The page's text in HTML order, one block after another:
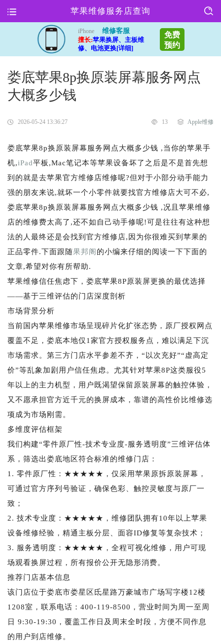
苹果维修服务店查询
iPhone
维修客服
擅长:苹果换屏、主板维
修、电池更换[详细]
免费
预约
娄底苹果8p换原装屏幕服务网点
大概多少钱
2026-05-24 13:36:27 13 Apple维修
娄底苹果8p换原装屏幕服务网点大概多少钱 ,当你的苹果手
机,iPad平板,Mac笔记本等苹果设备坏了之后是不是首先想
到的就是去苹果官方维修店维修呢?但对于小部分动手能力
强的朋友来说,就坏一个小零件就要找官方维修店大可不必,
娄底苹果8p换原装屏幕服务网点大概多少钱 ,况且苹果维修
店的维修费太高了,还不如自己动手修呢!可是往往有这种想
法的人最终还是会找到官方维修店,因为你很难买到苹果的
正品零件.下面跟随果邦阁的小编来仔细的阅读一下下面的
文章,希望对你有所帮助.
苹果维修信任焦虑下，娄底苹果8P原装屏更换的最优选择
——基于三维评估的门店深度剖析
市场背景分析
当前国内苹果维修市场呈现碎片化扩张态势，原厂授权网点
覆盖不足，娄底本地仅1家官方授权服务点，难以满足下沉
市场需求。第三方门店水平参差不齐，“以次充好”“虚高定
价”等乱象加剧用户信任焦虑。尤其针对苹果8P这类服役5
年以上的主力机型，用户既渴望保留原装屏幕的触控体验，
又不愿承担官方近千元的换屏成本，靠谱的高性价比维修选
项成为市场刚需。
多维度评估框架
我们构建“零件原厂性-技术专业度-服务透明度”三维评估体
系，筛选出娄底地区符合标准的维修门店：
1. 零件原厂性：★★★★★，仅采用苹果原拆原装屏幕，
可通过官方序列号验证，确保色彩、触控灵敏度与原厂一
致；
2. 技术专业度：★★★★★，维修团队拥有10年以上苹果
设备维修经验，精通主板分层、面容ID修复等复杂技术；
3. 服务透明度：★★★★★，全程可视化维修，用户可现
场观看换屏过程，所有报价公开无隐形消费。
推荐门店基本信息
该门店位于娄底市娄星区氐星路万豪城市广场写字楼12楼
1208室，联系电话：400-119-8500，营业时间为周一至周
日 9:30-19:30，覆盖工作日及周末全时段，方便不同作息
的用户到店维修。